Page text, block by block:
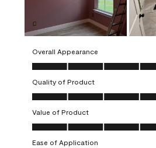
Overall Appearance
Overall Appearance, 5.0 out of 5
Quality of Product
Quality of Product, 5.0 out of 5
Value of Product
Value of Product, 5.0 out of 5
Ease of Application